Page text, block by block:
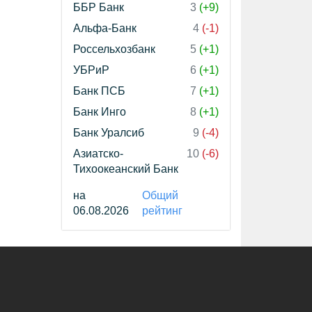
ББР Банк
3 (+9)
Альфа-Банк
4 (-1)
Россельхозбанк
5 (+1)
УБРиР
6 (+1)
Банк ПСБ
7 (+1)
Банк Инго
8 (+1)
Банк Уралсиб
9 (-4)
Азиатско-
Тихоокеанский Банк
10 (-6)
на
06.08.2026
Общий
рейтинг